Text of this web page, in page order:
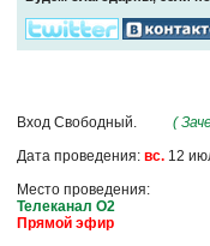
Вход Свободный.(
Дата проведения:вс. 12
Место проведения:
Телеканал О2
Прямой эфир